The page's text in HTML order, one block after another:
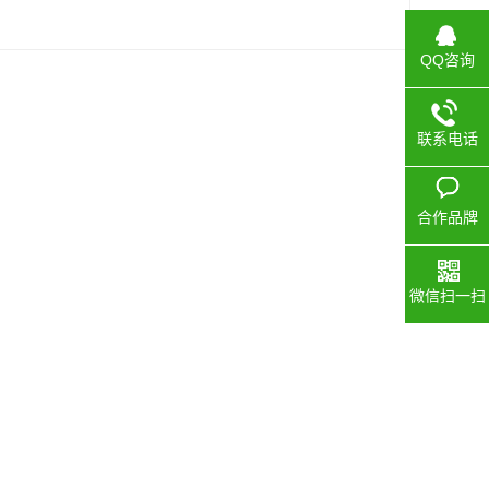
QQ咨询
联系电话
合作品牌
微信扫一扫